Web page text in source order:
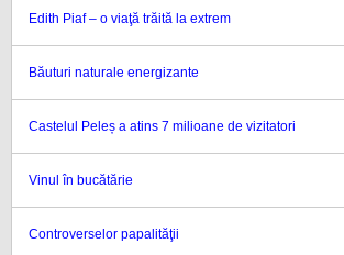
Edith Piaf – o viaţă trăită la extrem
Băuturi naturale energizante
Castelul Peleș a atins 7 milioane de vizitatori
Vinul în bucătărie
Controverselor papalităţii